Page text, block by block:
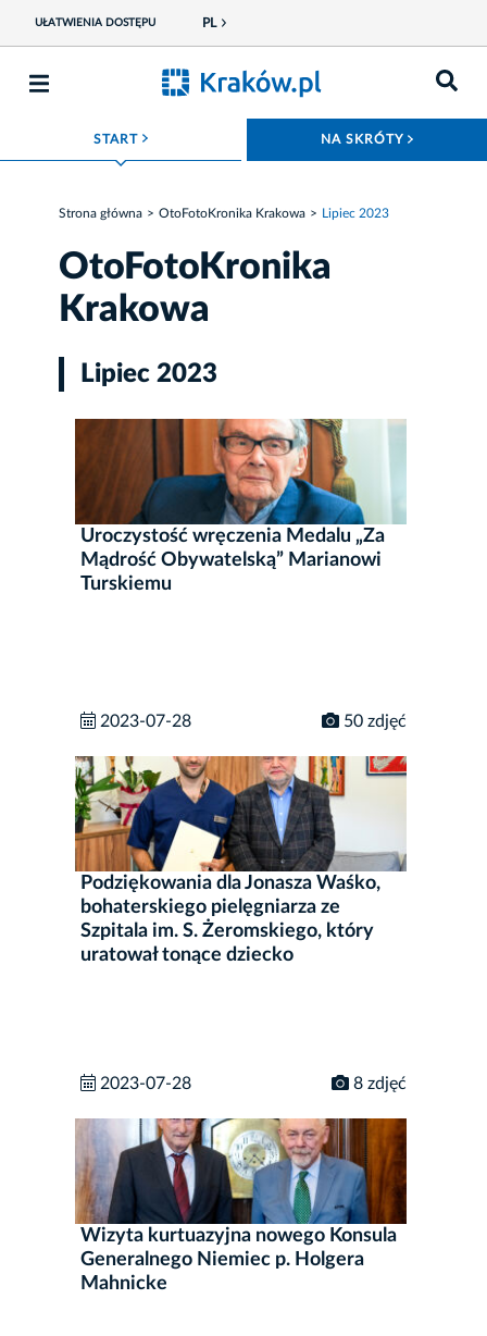
UŁATWIENIA DOSTĘPU PL
START ROZWIŃ MENU NA SKRÓTY
Strona główna OtoFotoKronika Krakowa Lipiec 2023
OtoFotoKronika
Krakowa
Lipiec 2023
Uroczystość wręczenia Medalu „Za
Mądrość Obywatelską” Marianowi
Turskiemu
2023-07-28 50 zdjęć
Podziękowania dla Jonasza Waśko,
bohaterskiego pielęgniarza ze
Szpitala im. S. Żeromskiego, który
uratował tonące dziecko
2023-07-28 8 zdjęć
Wizyta kurtuazyjna nowego Konsula
Generalnego Niemiec p. Holgera
Mahnicke